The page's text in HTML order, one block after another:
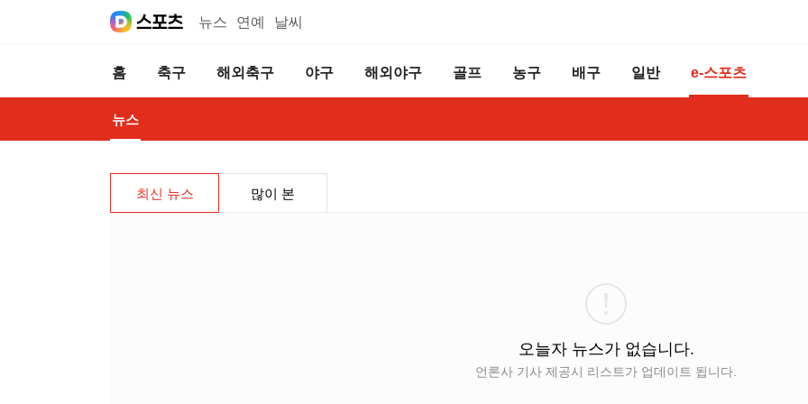
뉴스 연예 날씨
홈 축구 해외축구 야구 해외야구 골프 농구 배구 일반 e-스포츠
뉴스
최신 뉴스 많이 본
오늘자 뉴스가 없습니다.
언론사 기사 제공시 리스트가 업데이트 됩니다.